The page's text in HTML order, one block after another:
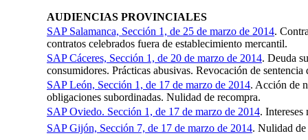
AUDIENCIAS PROVINCIALES
SAP Salamanca, Sección 1, de 25 de marzo de 2014.
contratos celebrados fuera de establecimiento mercantil.
SAP Cáceres, Sección 1, de 20 de marzo de 2014. Deuda
consumidores. Prácticas abusivas. Revocación de
SAP León, Sección 1, de 17 de marzo de 2014. Acción de
obligaciones subordinadas. Nulidad de recompra.
SAP Oviedo. Sección 1, de 17 de marzo de 2014.
SAP Gijón, Sección 7, de 17 de marzo de 2014. Nulidad de